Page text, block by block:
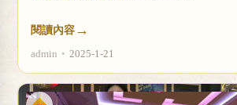
閱讀內容 →
admin • 2025-1-21